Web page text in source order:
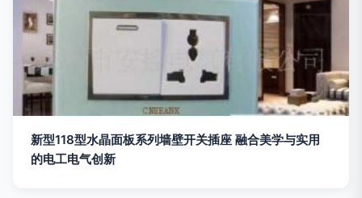
新型118型水晶面板系列墙壁开关插座 融合美学与实用
的电工电气创新